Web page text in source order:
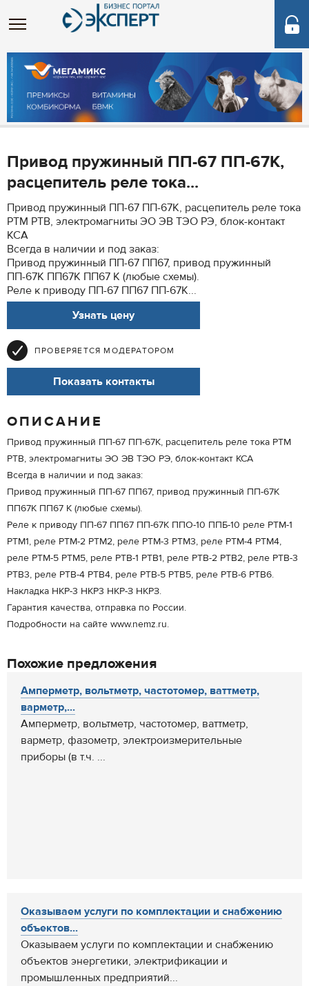
Привод пружинный ПП-67 ПП-67К,
расцепитель реле тока...
Привод пружинный ПП-67 ПП-67К, расцепитель реле тока
РТМ РТВ, электромагниты ЭО ЭВ ТЭО РЭ, блок-контакт
КСА
Всегда в наличии и под заказ:
Привод пружинный ПП-67 ПП67, привод пружинный
ПП-67К ПП67К ПП67 К (любые схемы).
Реле к приводу ПП-67 ПП67 ПП-67К...
Узнать цену
ПРОВЕРЯЕТСЯ МОДЕРАТОРОМ
Показать контакты
ОПИСАНИЕ
Привод пружинный ПП-67 ПП-67К, расцепитель реле тока РТМ
РТВ, электромагниты ЭО ЭВ ТЭО РЭ, блок-контакт КСА
Всегда в наличии и под заказ:
Привод пружинный ПП-67 ПП67, привод пружинный ПП-67К
ПП67К ПП67 К (любые схемы).
Реле к приводу ПП-67 ПП67 ПП-67К ППО-10 ППБ-10 реле РТМ-1
РТМ1, реле РТМ-2 РТМ2, реле РТМ-3 РТМ3, реле РТМ-4 РТМ4,
реле РТМ-5 РТМ5, реле РТВ-1 РТВ1, реле РТВ-2 РТВ2, реле РТВ-3
РТВ3, реле РТВ-4 РТВ4, реле РТВ-5 РТВ5, реле РТВ-6 РТВ6.
Накладка НКР-3 НКР3 НКР-З НКРЗ.
Гарантия качества, отправка по России.
Подробности на сайте www.nemz.ru.
Похожие предложения
Амперметр, вольтметр, частотомер, ваттметр,
варметр,...
Амперметр, вольтметр, частотомер, ваттметр,
варметр, фазометр, электроизмерительные
приборы (в т.ч. ...
Оказываем услуги по комплектации и снабжению
объектов...
Оказываем услуги по комплектации и снабжению
объектов энергетики, электрификации и
промышленных предприятий...